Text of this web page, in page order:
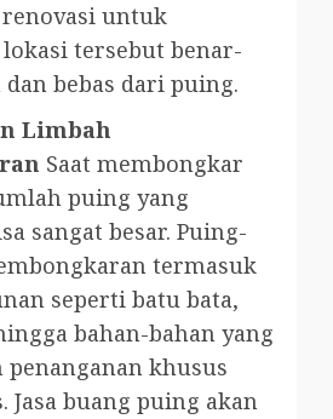
untuk
tersebut benar-
bebas dari puing.
Limbah
Saat membongkar
puing yang
sangat besar. Puing-
termasuk
seperti batu bata,
bahan-bahan yang
khusus
Jasa buang puing akan